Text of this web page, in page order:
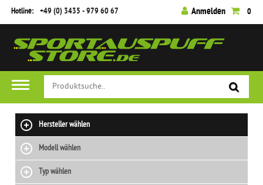
Hotline: +49 (0) 3435 - 979 60 67 Anmelden 0
Hersteller wählen
Modell wählen
Typ wählen